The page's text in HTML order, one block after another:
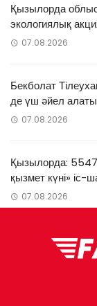
Қызылорда
экологиялық
07.08.2026
Бекболат
де үш әйел
07.08.2026
Қызылорда: 5547
қызмет күні» іс-
07.08.2026